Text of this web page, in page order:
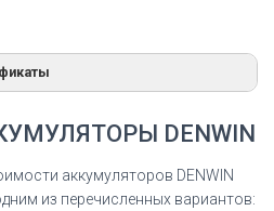
ДЕНВИН
DENWIN
аккумуляторов DENWIN
из перечисленных вариантов: